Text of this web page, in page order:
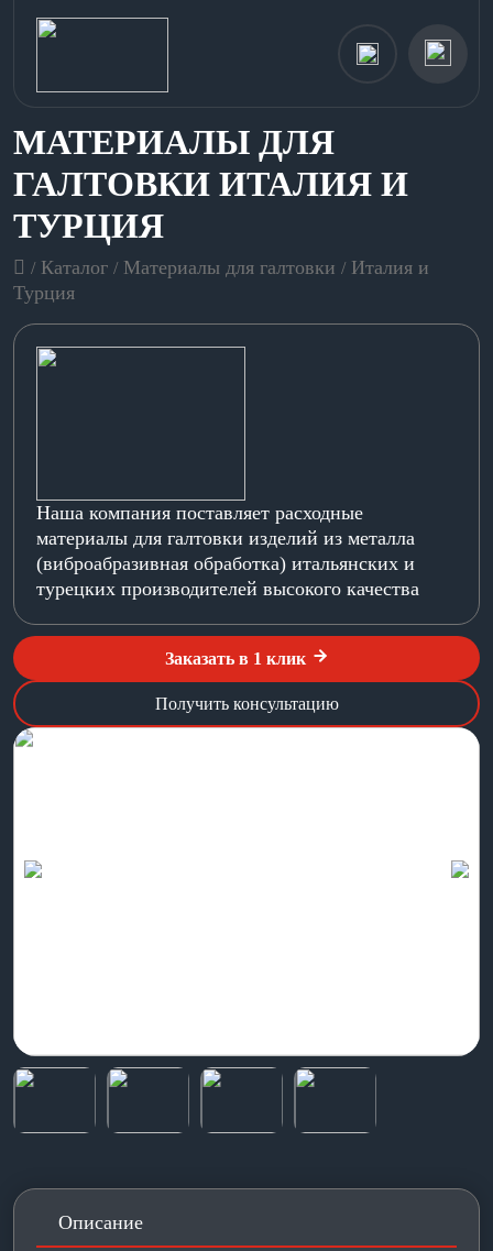
МАТЕРИАЛЫ ДЛЯ
ГАЛТОВКИ ИТАЛИЯ И
ТУРЦИЯ
/ Каталог / Материалы для галтовки / Италия и
Турция
Наша компания поставляет расходные
материалы для галтовки изделий из металла
(виброабразивная обработка) итальянских и
турецких производителей высокого качества
Заказать в 1 клик
Получить консультацию
Описание